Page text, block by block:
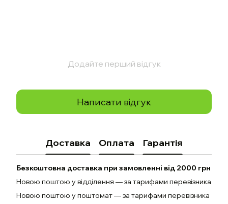
Додайте перший відгук
Написати відгук
Доставка Оплата Гарантія
Безкоштовна доставка при замовленні від 2000 грн
Новою поштою у відділення — за тарифами перевізника
Новою поштою у поштомат — за тарифами перевізника